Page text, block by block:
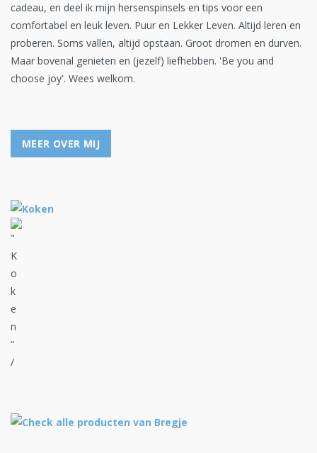
cadeau, en deel ik mijn hersenspinsels en tips voor een
comfortabel en leuk leven. Puur en Lekker Leven. Altijd leren en
proberen. Soms vallen, altijd opstaan. Groot dromen en durven.
Maar bovenal genieten en (jezelf) liefhebben. 'Be you and
choose joy'. Wees welkom.
MEER OVER MIJ